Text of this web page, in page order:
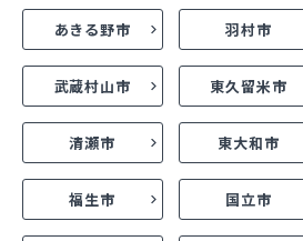
あきる野市 羽村市
武蔵村山市 東久留米市
清瀬市 東大和市
福生市 国立市